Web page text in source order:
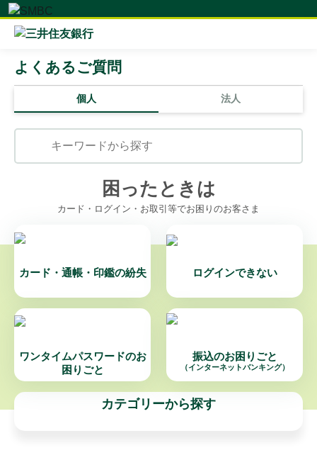
個人 法人
よくあるご質問
困ったときは
カード・ログイン・お取引等でお困りのお客さま
カテゴリーから探す
カード・通帳・印鑑の紛失 ログインできない
ワンタイムパスワードのお
困りごと
振込のお困りごと
（インターネットバンキング）